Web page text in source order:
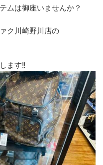
ムは御座いませんか？
ク川崎野川店の
ます‼